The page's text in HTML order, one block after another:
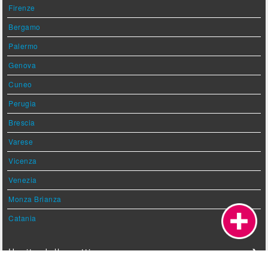
Firenze
Bergamo
Palermo
Genova
Cuneo
Perugia
Brescia
Varese
Vicenza
Venezia
Monza Brianza
Catania
Uscite della settimana ❯